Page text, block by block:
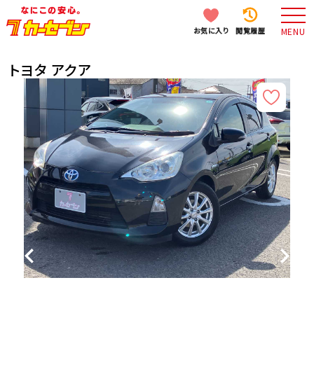
お気に入り 閲覧履歴 MENU
トヨタ アクア